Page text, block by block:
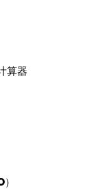
算器